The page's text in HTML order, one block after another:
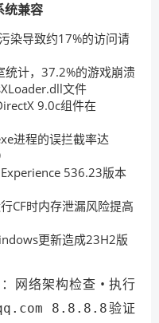
统兼容
染导致约17%的访问请
统计，37.2%的游戏崩溃
文件
9.0c组件在
进程的误拦截率达
536.23版本
CF时内存泄漏风险提高
更新造成23H2版
网络架构检查 • 执行
8.8.8.8验证